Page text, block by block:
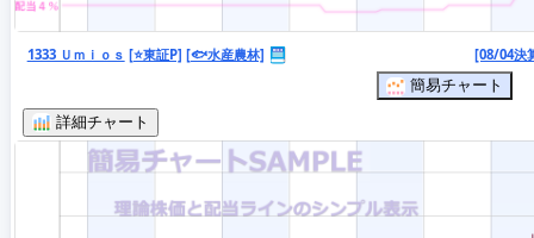
1333 Ｕｍｉｏｓ [⭐東証P] [🐟水産農林]
[08/04決
簡易チャート
詳細チャート